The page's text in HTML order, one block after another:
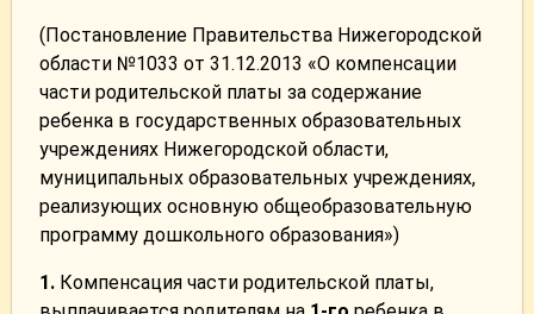
(Постановление Правительства Нижегородской
области №1033 от 31.12.2013 «О компенсации
части родительской платы за содержание
ребенка в государственных образовательных
учреждениях Нижегородской области,
муниципальных образовательных учреждениях,
реализующих основную общеобразовательную
программу дошкольного образования»)
1. Компенсация части родительской платы,